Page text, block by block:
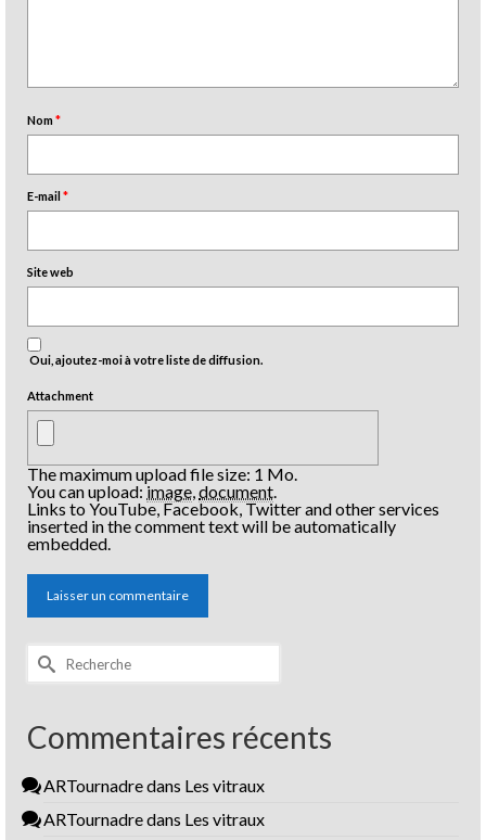
Nom*
E-mail *
Site web
Oui, ajoutez-moi à votre liste de diffusion.
Attachment
The maximum upload file size: 1 Mo.
You can upload: image,document.
Links to YouTube, Facebook, Twitter and other services
inserted in the comment text will be automatically
embedded.
Rechercher :
Commentaires récents
ARTournadredans Les vitraux
ARTournadredans Les vitraux